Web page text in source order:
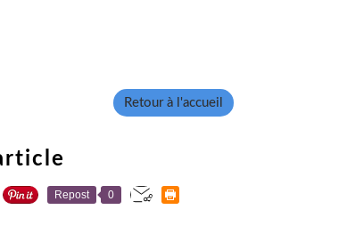
Retour à l'accueil
Repost 0